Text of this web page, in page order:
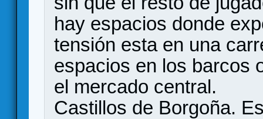
hay espacios donde
tensión esta en una
espacios en los barcos
el mercado central.
Castillos de Borgoña.